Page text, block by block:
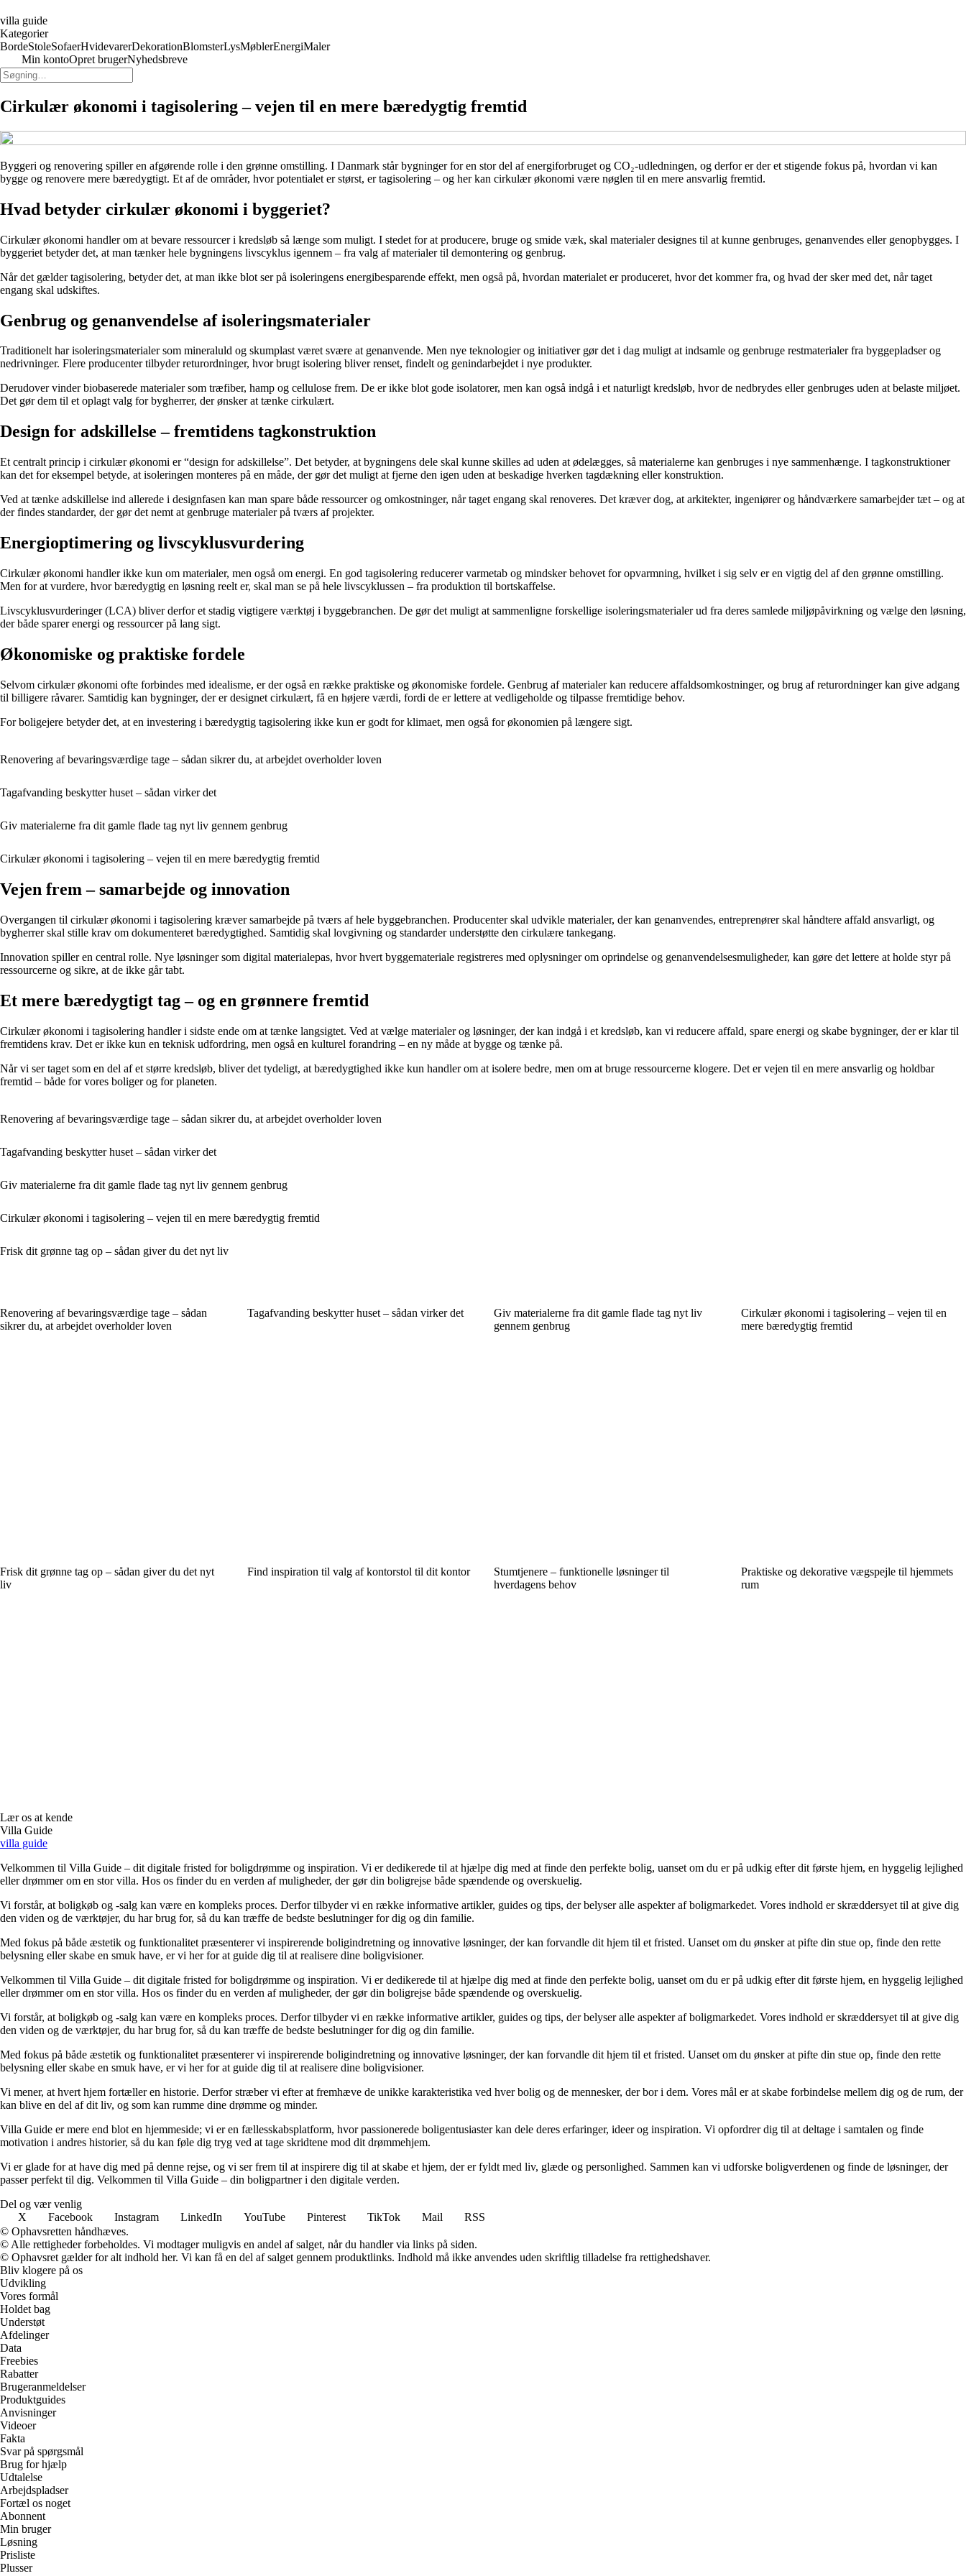
villa guide
Kategorier
BordeStoleSofaerHvidevarerDekorationBlomsterLysMøblerEnergiMaler
Min kontoOpret brugerNyhedsbreve
Cirkulær økonomi i tagisolering – vejen til en mere bæredygtig fremtid
Byggeri og renovering spiller en afgørende rolle i den grønne omstilling. I Danmark står bygninger for en stor del af energiforbruget og CO₂-udledningen, og derfor er der et stigende fokus på, hvordan vi kan
bygge og renovere mere bæredygtigt. Et af de områder, hvor potentialet er størst, er tagisolering – og her kan cirkulær økonomi være nøglen til en mere ansvarlig fremtid.
Hvad betyder cirkulær økonomi i byggeriet?
Cirkulær økonomi handler om at bevare ressourcer i kredsløb så længe som muligt. I stedet for at producere, bruge og smide væk, skal materialer designes til at kunne genbruges, genanvendes eller genopbygges. I
byggeriet betyder det, at man tænker hele bygningens livscyklus igennem – fra valg af materialer til demontering og genbrug.
Når det gælder tagisolering, betyder det, at man ikke blot ser på isoleringens energibesparende effekt, men også på, hvordan materialet er produceret, hvor det kommer fra, og hvad der sker med det, når taget
engang skal udskiftes.
Genbrug og genanvendelse af isoleringsmaterialer
Traditionelt har isoleringsmaterialer som mineraluld og skumplast været svære at genanvende. Men nye teknologier og initiativer gør det i dag muligt at indsamle og genbruge restmaterialer fra byggepladser og
nedrivninger. Flere producenter tilbyder returordninger, hvor brugt isolering bliver renset, findelt og genindarbejdet i nye produkter.
Derudover vinder biobaserede materialer som træfiber, hamp og cellulose frem. De er ikke blot gode isolatorer, men kan også indgå i et naturligt kredsløb, hvor de nedbrydes eller genbruges uden at belaste miljøet.
Det gør dem til et oplagt valg for bygherrer, der ønsker at tænke cirkulært.
Design for adskillelse – fremtidens tagkonstruktion
Et centralt princip i cirkulær økonomi er “design for adskillelse”. Det betyder, at bygningens dele skal kunne skilles ad uden at ødelægges, så materialerne kan genbruges i nye sammenhænge. I tagkonstruktioner
kan det for eksempel betyde, at isoleringen monteres på en måde, der gør det muligt at fjerne den igen uden at beskadige hverken tagdækning eller konstruktion.
Ved at tænke adskillelse ind allerede i designfasen kan man spare både ressourcer og omkostninger, når taget engang skal renoveres. Det kræver dog, at arkitekter, ingeniører og håndværkere samarbejder tæt – og at
der findes standarder, der gør det nemt at genbruge materialer på tværs af projekter.
Energioptimering og livscyklusvurdering
Cirkulær økonomi handler ikke kun om materialer, men også om energi. En god tagisolering reducerer varmetab og mindsker behovet for opvarmning, hvilket i sig selv er en vigtig del af den grønne omstilling.
Men for at vurdere, hvor bæredygtig en løsning reelt er, skal man se på hele livscyklussen – fra produktion til bortskaffelse.
Livscyklusvurderinger (LCA) bliver derfor et stadig vigtigere værktøj i byggebranchen. De gør det muligt at sammenligne forskellige isoleringsmaterialer ud fra deres samlede miljøpåvirkning og vælge den løsning,
der både sparer energi og ressourcer på lang sigt.
Økonomiske og praktiske fordele
Selvom cirkulær økonomi ofte forbindes med idealisme, er der også en række praktiske og økonomiske fordele. Genbrug af materialer kan reducere affaldsomkostninger, og brug af returordninger kan give adgang
til billigere råvarer. Samtidig kan bygninger, der er designet cirkulært, få en højere værdi, fordi de er lettere at vedligeholde og tilpasse fremtidige behov.
For boligejere betyder det, at en investering i bæredygtig tagisolering ikke kun er godt for klimaet, men også for økonomien på længere sigt.
Renovering af bevaringsværdige tage – sådan sikrer du, at arbejdet overholder loven
Tagafvanding beskytter huset – sådan virker det
Giv materialerne fra dit gamle flade tag nyt liv gennem genbrug
Cirkulær økonomi i tagisolering – vejen til en mere bæredygtig fremtid
Vejen frem – samarbejde og innovation
Overgangen til cirkulær økonomi i tagisolering kræver samarbejde på tværs af hele byggebranchen. Producenter skal udvikle materialer, der kan genanvendes, entreprenører skal håndtere affald ansvarligt, og
bygherrer skal stille krav om dokumenteret bæredygtighed. Samtidig skal lovgivning og standarder understøtte den cirkulære tankegang.
Innovation spiller en central rolle. Nye løsninger som digital materialepas, hvor hvert byggemateriale registreres med oplysninger om oprindelse og genanvendelsesmuligheder, kan gøre det lettere at holde styr på
ressourcerne og sikre, at de ikke går tabt.
Et mere bæredygtigt tag – og en grønnere fremtid
Cirkulær økonomi i tagisolering handler i sidste ende om at tænke langsigtet. Ved at vælge materialer og løsninger, der kan indgå i et kredsløb, kan vi reducere affald, spare energi og skabe bygninger, der er klar til
fremtidens krav. Det er ikke kun en teknisk udfordring, men også en kulturel forandring – en ny måde at bygge og tænke på.
Når vi ser taget som en del af et større kredsløb, bliver det tydeligt, at bæredygtighed ikke kun handler om at isolere bedre, men om at bruge ressourcerne klogere. Det er vejen til en mere ansvarlig og holdbar
fremtid – både for vores boliger og for planeten.
Renovering af bevaringsværdige tage – sådan sikrer du, at arbejdet overholder loven
Tagafvanding beskytter huset – sådan virker det
Giv materialerne fra dit gamle flade tag nyt liv gennem genbrug
Cirkulær økonomi i tagisolering – vejen til en mere bæredygtig fremtid
Frisk dit grønne tag op – sådan giver du det nyt liv
Renovering af bevaringsværdige tage – sådan
sikrer du, at arbejdet overholder loven
Tagafvanding beskytter huset – sådan virker det
Giv materialerne fra dit gamle flade tag nyt liv
gennem genbrug
Cirkulær økonomi i tagisolering – vejen til en
mere bæredygtig fremtid
Frisk dit grønne tag op – sådan giver du det nyt
liv
Find inspiration til valg af kontorstol til dit kontor
Stumtjenere – funktionelle løsninger til
hverdagens behov
Praktiske og dekorative vægspejle til hjemmets
rum
Lær os at kende
Villa Guide
villa guide
Velkommen til Villa Guide – dit digitale fristed for boligdrømme og inspiration. Vi er dedikerede til at hjælpe dig med at finde den perfekte bolig, uanset om du er på udkig efter dit første hjem, en hyggelig lejlighed
eller drømmer om en stor villa. Hos os finder du en verden af muligheder, der gør din boligrejse både spændende og overskuelig.
Vi forstår, at boligkøb og -salg kan være en kompleks proces. Derfor tilbyder vi en række informative artikler, guides og tips, der belyser alle aspekter af boligmarkedet. Vores indhold er skræddersyet til at give dig
den viden og de værktøjer, du har brug for, så du kan træffe de bedste beslutninger for dig og din familie.
Med fokus på både æstetik og funktionalitet præsenterer vi inspirerende boligindretning og innovative løsninger, der kan forvandle dit hjem til et fristed. Uanset om du ønsker at pifte din stue op, finde den rette
belysning eller skabe en smuk have, er vi her for at guide dig til at realisere dine boligvisioner.
Velkommen til Villa Guide – dit digitale fristed for boligdrømme og inspiration. Vi er dedikerede til at hjælpe dig med at finde den perfekte bolig, uanset om du er på udkig efter dit første hjem, en hyggelig lejlighed
eller drømmer om en stor villa. Hos os finder du en verden af muligheder, der gør din boligrejse både spændende og overskuelig.
Vi forstår, at boligkøb og -salg kan være en kompleks proces. Derfor tilbyder vi en række informative artikler, guides og tips, der belyser alle aspekter af boligmarkedet. Vores indhold er skræddersyet til at give dig
den viden og de værktøjer, du har brug for, så du kan træffe de bedste beslutninger for dig og din familie.
Med fokus på både æstetik og funktionalitet præsenterer vi inspirerende boligindretning og innovative løsninger, der kan forvandle dit hjem til et fristed. Uanset om du ønsker at pifte din stue op, finde den rette
belysning eller skabe en smuk have, er vi her for at guide dig til at realisere dine boligvisioner.
Vi mener, at hvert hjem fortæller en historie. Derfor stræber vi efter at fremhæve de unikke karakteristika ved hver bolig og de mennesker, der bor i dem. Vores mål er at skabe forbindelse mellem dig og de rum, der
kan blive en del af dit liv, og som kan rumme dine drømme og minder.
Villa Guide er mere end blot en hjemmeside; vi er en fællesskabsplatform, hvor passionerede boligentusiaster kan dele deres erfaringer, ideer og inspiration. Vi opfordrer dig til at deltage i samtalen og finde
motivation i andres historier, så du kan føle dig tryg ved at tage skridtene mod dit drømmehjem.
Vi er glade for at have dig med på denne rejse, og vi ser frem til at inspirere dig til at skabe et hjem, der er fyldt med liv, glæde og personlighed. Sammen kan vi udforske boligverdenen og finde de løsninger, der
passer perfekt til dig. Velkommen til Villa Guide – din boligpartner i den digitale verden.
Del og vær venlig
X
Facebook Instagram LinkedIn YouTube Pinterest TikTok Mail
RSS
© Ophavsretten håndhæves.
© Alle rettigheder forbeholdes. Vi modtager muligvis en andel af salget, når du handler via links på siden.
© Ophavsret gælder for alt indhold her. Vi kan få en del af salget gennem produktlinks. Indhold må ikke anvendes uden skriftlig tilladelse fra rettighedshaver.
Bliv klogere på os
Udvikling
Vores formål
Holdet bag
Understøt
Afdelinger
Data
Freebies
Rabatter
Brugeranmeldelser
Produktguides
Anvisninger
Videoer
Fakta
Svar på spørgsmål
Brug for hjælp
Udtalelse
Arbejdspladser
Fortæl os noget
Abonnent
Min bruger
Løsning
Prisliste
Plusser